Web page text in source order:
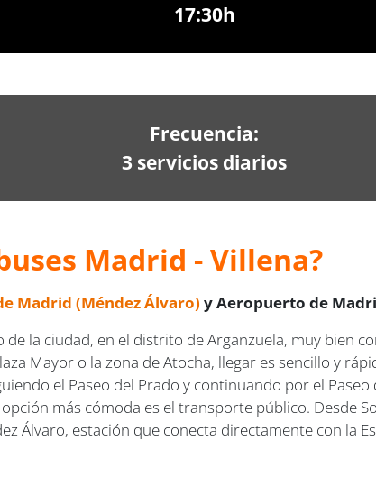
17:30h
Frecuencia:
3 servicios diarios
Madrid - Villena?
Madrid (Méndez Álvaro) y Aeropuerto de
la ciudad, en el distrito de Arganzuela, muy bien
Mayor o la zona de Atocha, llegar es sencillo y
el Paseo del Prado y continuando por el Paseo
más cómoda es el transporte público. Desde
Álvaro, estación que conecta directamente con la